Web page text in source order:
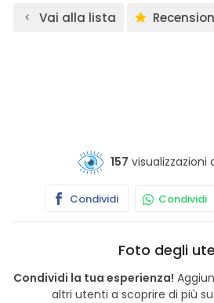
Vai alla lista
157 visualizzazioni
Condividi Condividi
Foto degli
Condividi la tua esperienza!
altri utenti a scoprire di più